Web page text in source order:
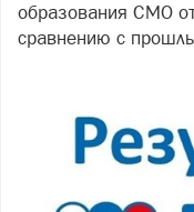
образования СМО
сравнению с